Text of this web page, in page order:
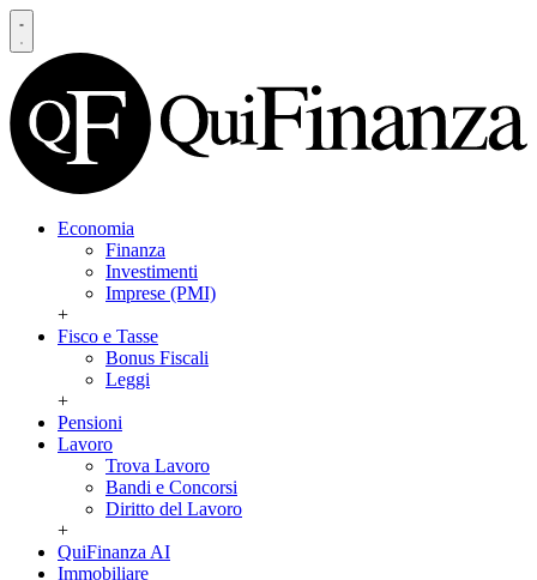
Economia
Finanza
Investimenti
Imprese (PMI)
+
Fisco e Tasse
Bonus Fiscali
Leggi
+
Pensioni
Lavoro
Trova Lavoro
Bandi e Concorsi
Diritto del Lavoro
+
QuiFinanza AI
Immobiliare